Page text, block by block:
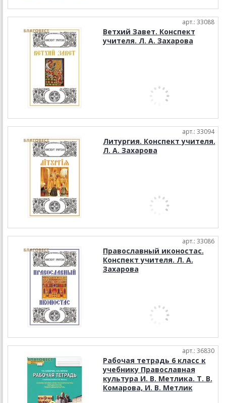
арт.: 33088
Ветхий Завет. Конспект
учителя. Л. А. Захарова
арт.: 33094
Литургия. Конспект учителя.
Л. А. Захарова
арт.: 33086
Православный иконостас.
Конспект учителя. Л. А.
Захарова
арт.: 36830
Рабочая тетрадь 6 класс к
учебнику Православная
культура И. В. Метлика. Т. В.
Комарова, И. В. Метлик